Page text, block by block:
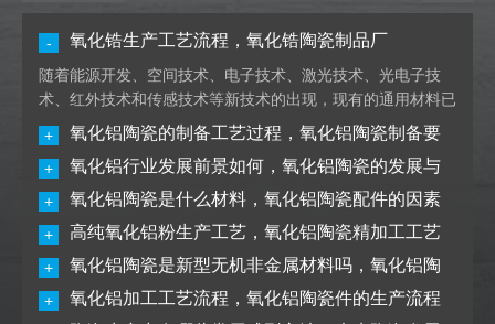
- 氧化锆生产工艺流程，氧化锆陶瓷制品厂
随着能源开发、空间技术、电子技术、激光技术、光电子技
术、红外技术和传感技术等新技术的出现，现有的通用材料已
经不能满足要求。高性能材料和功能材料的开发和有效利用备
受关注。氧化锆陶瓷因其耐高温、耐腐蚀、耐磨、热变形小等
优良特性而被广泛应用。然而，市场上的氧化锆陶瓷产品是好
坏参半。许多无法根据客户需求定……氧化锆生产工艺流程，
氧化锆陶瓷制品厂
+
氧化铝陶瓷的制备工艺过程，氧化铝陶瓷制备要
点有哪些呢
+
氧化铝行业发展前景如何，氧化铝陶瓷的发展与
应用现状
+
氧化铝陶瓷是什么材料，氧化铝陶瓷配件的因素
概述是什么
+
高纯氧化铝粉生产工艺，氧化铝陶瓷精加工工艺
应该如何更好进行
+
氧化铝陶瓷是新型无机非金属材料吗，氧化铝陶
瓷结构件的发展趋势分析
+
氧化铝加工工艺流程，氧化铝陶瓷件的生产流程